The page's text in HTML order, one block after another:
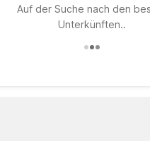
Auf der Suche nach den
Unterkünften..